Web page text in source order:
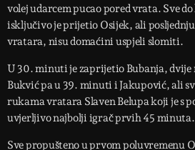
volej udarcem pucao pored vrata. Sve
isključivo je prijetio Osijek, ali
vratara, nisu domaćini uspjeli slomiti.
U 30. minuti je zaprijetio Bubanja, dvije
Bukvić pa u 39. minuti i Jakupović, ali
rukama vratara Slaven Belupa koji je s
uvjerljivo najbolji igrač prvih 45 minuta.
Sve propušteno u prvom poluvremenu